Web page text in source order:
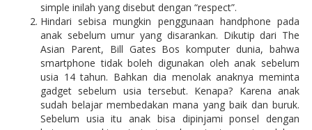
simple inilah yang disebut dengan “respect”.
Hindari sebisa mungkin penggunaan handphone pada
anak sebelum umur yang disarankan. Dikutip dari The
Asian Parent, Bill Gates Bos komputer dunia, bahwa
smartphone tidak boleh digunakan oleh anak sebelum
usia 14 tahun. Bahkan dia menolak anaknya meminta
gadget sebelum usia tersebut. Kenapa? Karena anak
sudah belajar membedakan mana yang baik dan buruk.
Sebelum usia itu anak bisa dipinjami ponsel dengan